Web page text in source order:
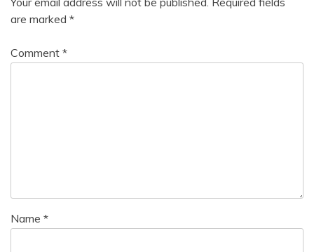
are marked *
Comment *
Name *